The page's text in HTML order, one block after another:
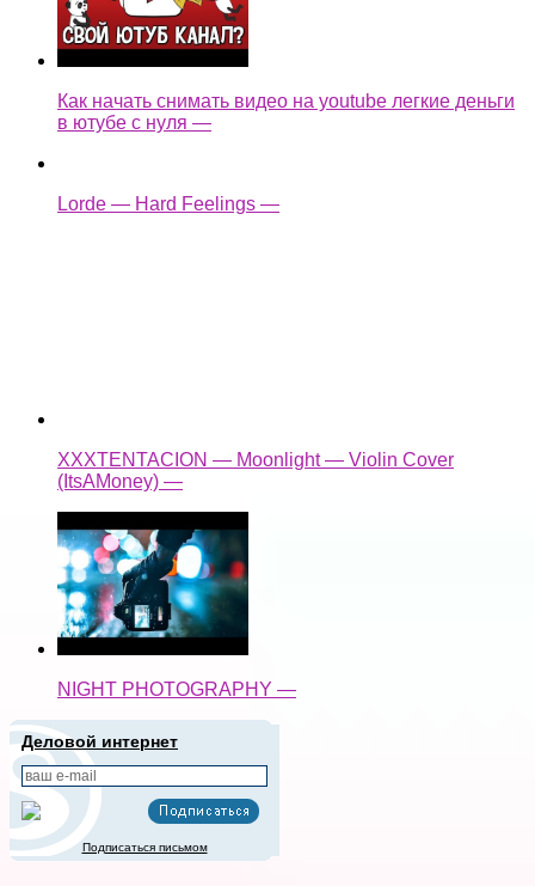
Как начать снимать видео на youtube легкие деньги
в ютубе с нуля —
Lorde — Hard Feelings —
NIGHT PHOTOGRAPHY —
Деловой интернет
Новые записи
Популярные записи